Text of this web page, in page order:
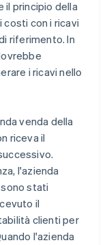
il principio della
con i ricavi
riferimento. In
i ricavi nello
venda della
riceva il
l'azienda
stati
il
clienti per
l'azienda